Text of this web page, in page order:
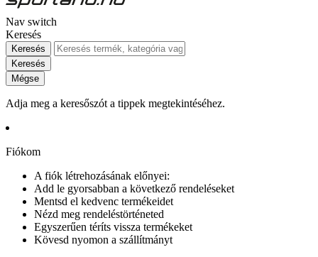
Nav switch
Keresés
Keresés
Keresés
Mégse
Adja meg a keresőszót a tippek megtekintéséhez.
Fiókom
A fiók létrehozásának előnyei:
Add le gyorsabban a következő rendeléseket
Mentsd el kedvenc termékeidet
Nézd meg rendeléstörténeted
Egyszerűen téríts vissza termékeket
Kövesd nyomon a szállítmányt